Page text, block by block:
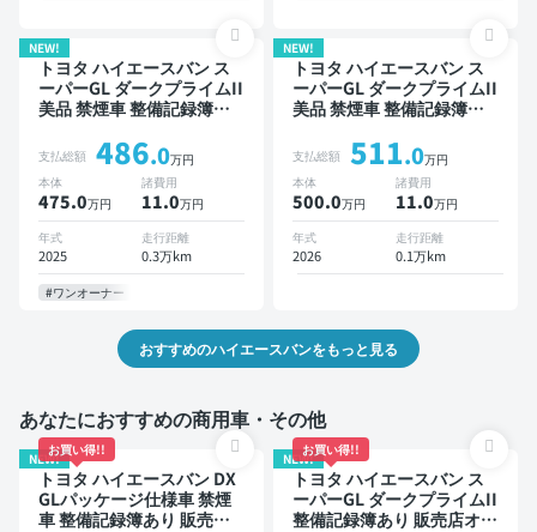
NEW!
トヨタ ハイエースバン ス
ーパーGL ダークプライムII
美品 禁煙車 整備記録簿あ
※ナビキットあり TV スマー
トキー ETC バックモニタ
ー 全方位カメラ 衝突軽減
両側電動スライドドア
支払総額 486.0万円
本体
475.0万円
諸費用
11.0万円
年式
2025
走行距離
0.3万km
#ワンオーナー
NEW!
トヨタ ハイエースバン ス
ーパーGL ダークプライムII
美品 禁煙車 整備記録簿あ
※ナビキットあり TV デジタ
ルインナーミラー オートク
ルーズ スマートキー ETC
バックモニター 全方位カメ
ラ 衝突軽減 両側電動スラ
イドドア
支払総額 511.0万円
本体
500.0万円
諸費用
11.0万円
年式
2026
走行距離
0.1万km
おすすめのハイエースバンをもっと見る
あなたにおすすめの商用車・その他
NEW!
お買い得!!
トヨタ ハイエースバン DX
GLパッケージ仕様車 禁煙
車 整備記録簿あり 販売店
NEW!
お買い得!!
トヨタ ハイエースバン ス
ーパーGL ダークプライムII
整備記録簿あり 販売店オプ